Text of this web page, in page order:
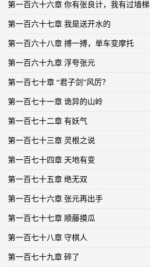
第一百六十六章 你有张良计，我有过墙梯
第一百六十七章 我是送开水的
第一百六十八章 搏一搏，单车变摩托
第一百六十九章 浮夸张元
第一百七十章 “君子剑”风厉？
第一百七十一章 诡异的山岭
第一百七十二章 有妖气
第一百七十三章 灵根之说
第一百七十四章 天地有变
第一百七十五章 绝无双
第一百七十六章 张元再出手
第一百七十七章 顺藤摸瓜
第一百七十八章 守棋人
第一百七十九章 碎了